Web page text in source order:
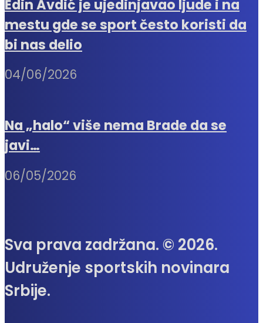
Edin Avdić je ujedinjavao ljude i na
mestu gde se sport često koristi da
bi nas delio
04/06/2026
Na „halo“ više nema Brade da se
javi…
06/05/2026
Sva prava zadržana. © 2026.
Udruženje sportskih novinara
Srbije.